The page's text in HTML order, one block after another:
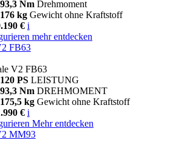
93,3 Nm Drehmoment
176 kg Gewicht ohne Kraftstoff
€ i
mehr entdecken
FB63
V2 FB63
120 PS LEISTUNG
93,3 Nm DREHMOMENT
175,5 kg Gewicht ohne Kraftstoff
€ i
Mehr entdecken
MM93